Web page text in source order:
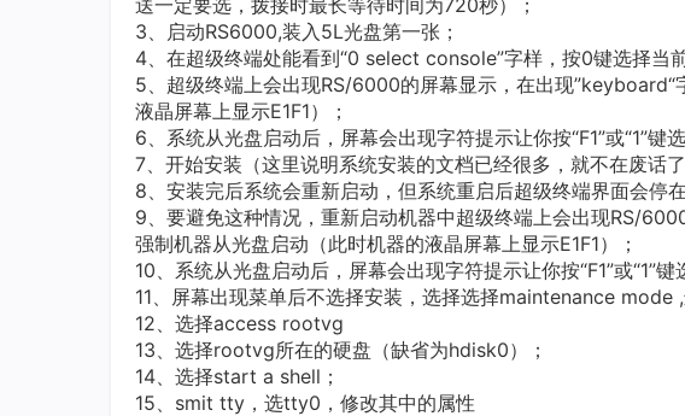
送一定要选，拨接时最长等待时间为720秒）；
3、启动RS6000,装入5L光盘第一张；
4、在超级终端处能看到“0 select console”字样，按0键选择当
5、超级终端上会出现RS/6000的屏幕显示，在出现
液晶屏幕上显示E1F1）；
6、系统从光盘启动后，屏幕会出现字符提示让你按“F1”或“1”键
7、开始安装（这里说明系统安装的文档已经很多，就不在废话了
8、安装完后系统会重新启动，但系统重启后超级终端界面会停
9、要避免这种情况，重新启动机器中超级终端上会出现RS/
强制机器从光盘启动（此时机器的液晶屏幕上显示E1F1）；
10、系统从光盘启动后，屏幕会出现字符提示让你按“F1”或“1”
11、屏幕出现菜单后不选择安装，选择选择maintenance mode ,
12、选择access rootvg
13、选择rootvg所在的硬盘（缺省为hdisk0）；
14、选择start a shell；
15、smit tty，选tty0，修改其中的属性